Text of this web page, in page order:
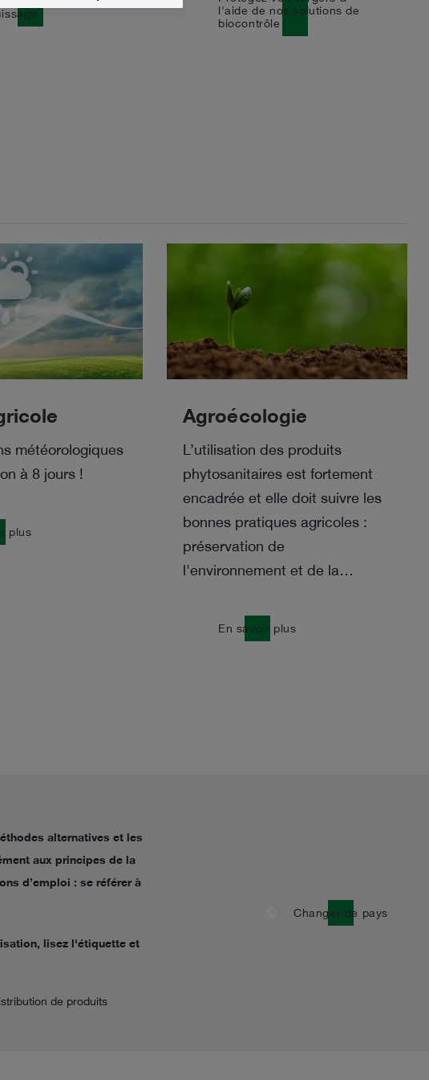
l'aide de nos solutions de
biocontrôle
météorologiques
à 8 jours !
plus
Agroécologie
L’utilisation des produits
phytosanitaires est fortement
encadrée et elle doit suivre les
bonnes pratiques agricoles :
préservation de
l'environnement et de la…
En savoir plus
alternatives et les
aux principes de la
d’emploi : se référer à
lisez l'étiquette et
de produits
Changer de pays